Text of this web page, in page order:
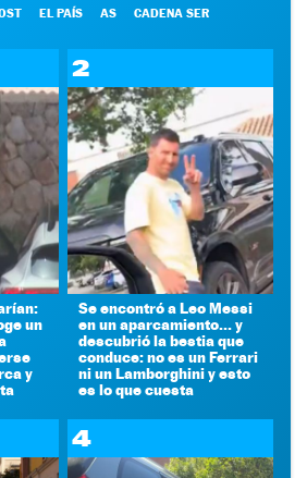
EL PAÍS AS CADENA SER
un
y
2
Se encontró a Leo Messi
en un aparcamiento... y
descubrió la bestia que
conduce: no es un Ferrari
ni un Lamborghini y esto
es lo que cuesta
4